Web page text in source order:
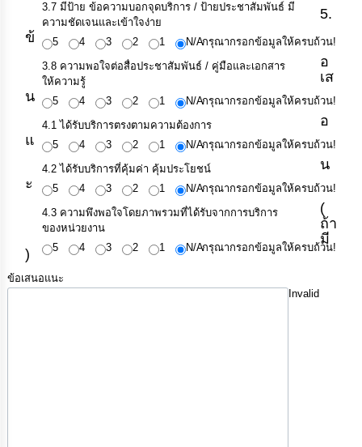
3.7 มีป้าย ข้อความบอกจุดบริการ / ป้ายประชาสัมพันธ์ มี
ความชัดเจนและเข้าใจง่าย
5
4 3 2 1 N/Aกรุณากรอกข้อมูลให้ครบถ้วน!
3.8 ความพอใจต่อสื่อประชาสัมพันธ์ / คู่มือและเอกสาร
ให้ความรู้
5
4 3 2 1 N/Aกรุณากรอกข้อมูลให้ครบถ้วน!
4.1 ได้รับบริการตรงตามความต้องการ
5
4 3 2 1 N/Aกรุณากรอกข้อมูลให้ครบถ้วน!
4.2 ได้รับบริการที่คุ้มค่า คุ้มประโยชน์
5
4 3 2 1 N/Aกรุณากรอกข้อมูลให้ครบถ้วน!
4.3 ความพึงพอใจโดยภาพรวมที่ได้รับจากการบริการ
ของหน่วยงาน
5
4 3 2 1 N/Aกรุณากรอกข้อมูลให้ครบถ้วน!
5.
ข้
อ
เส
น
อ
แ
น
ะ
(
ถ้า
มี
)
ข้อเสนอแนะ
Invalid